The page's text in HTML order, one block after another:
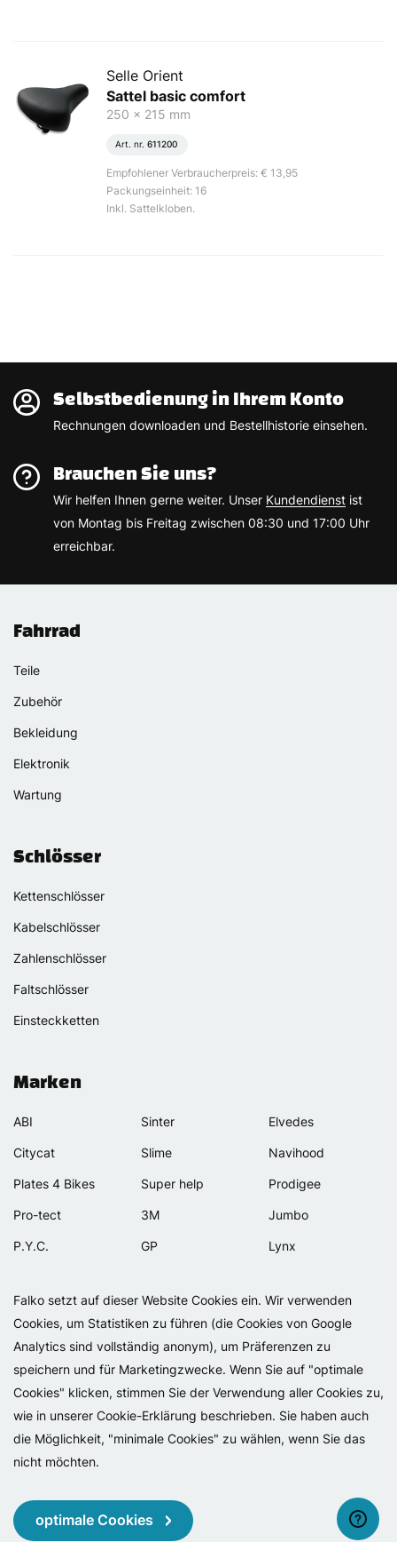
Falko setzt auf dieser Website Cookies ein. Wir verwenden
Cookies, um Statistiken zu führen (die Cookies von Google
Analytics sind vollständig anonym), um Präferenzen zu
speichern und für Marketingzwecke. Wenn Sie auf "optimale
Cookies" klicken, stimmen Sie der Verwendung aller Cookies zu,
wie in unserer Cookie-Erklärung beschrieben. Sie haben auch
die Möglichkeit, "minimale Cookies" zu wählen, wenn Sie das
nicht möchten.
optimale Cookies
Selle Orient
Sattel basic comfort
250 x 215 mm
Art. nr. 611200
Empfohlener Verbraucherpreis: € 13,95
Packungseinheit: 16
Inkl. Sattelkloben.
Selbstbedienung in Ihrem Konto
Rechnungen downloaden und Bestellhistorie einsehen.
Brauchen Sie uns?
Wir helfen Ihnen gerne weiter. Unser Kundendienst ist
von Montag bis Freitag zwischen 08:30 und 17:00 Uhr
erreichbar.
Fahrrad
Teile
Zubehör
Bekleidung
Elektronik
Wartung
Schlösser
Kettenschlösser
Kabelschlösser
Zahlenschlösser
Faltschlösser
Einsteckketten
Marken
ABI
Citycat
Plates 4 Bikes
Pro-tect
P.Y.C.
Selle Orient
Simpla
Sinter
Slime
Super help
3M
GP
Bellelli
Lamicall
Elvedes
Navihood
Prodigee
Jumbo
Lynx
Motip